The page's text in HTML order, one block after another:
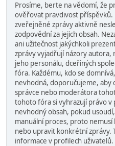
Prosíme, berte na vědomí, že
ověřovat pravdivost příspěvků.
zveřejněné zprávy aktivně
zodpovědní za jejich obsah.
ani užitečnost jakýchkoli
zprávy vyjadřují názory
jeho personálu, dceřiných
fóra. Každému, kdo se
nevhodná, doporučujeme,
správce nebo moderátora
tohoto fóra si vyhrazují právo
nevhodný obsah, pokud
manuální proces, proto
nebo upravit konkrétní zprávy.
informace v profilech uživatelů.